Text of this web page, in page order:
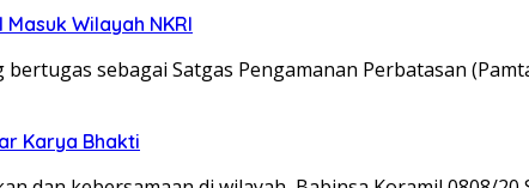
Wilayah NKRI
bertugas sebagai Satgas Pengamanan Perbatasan
Karya Bhakti